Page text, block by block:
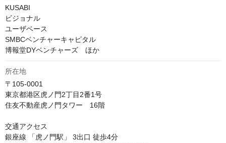
KUSABI
ビジョナル
ユーザベース
SMBCベンチャーキャピタル
所在地
〒105-0001
東京都港区虎ノ門2丁目2番1号
住友不動産虎ノ門タワー　16階
交通アクセス
銀座線 「虎ノ門駅」 3出口 徒歩4分